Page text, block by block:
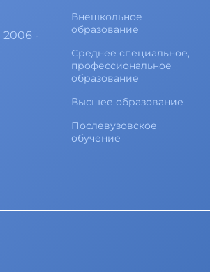
2006 -
Внешкольное
образование
Среднее специальное,
профессиональное
образование
Высшее образование
Послевузовское
обучение